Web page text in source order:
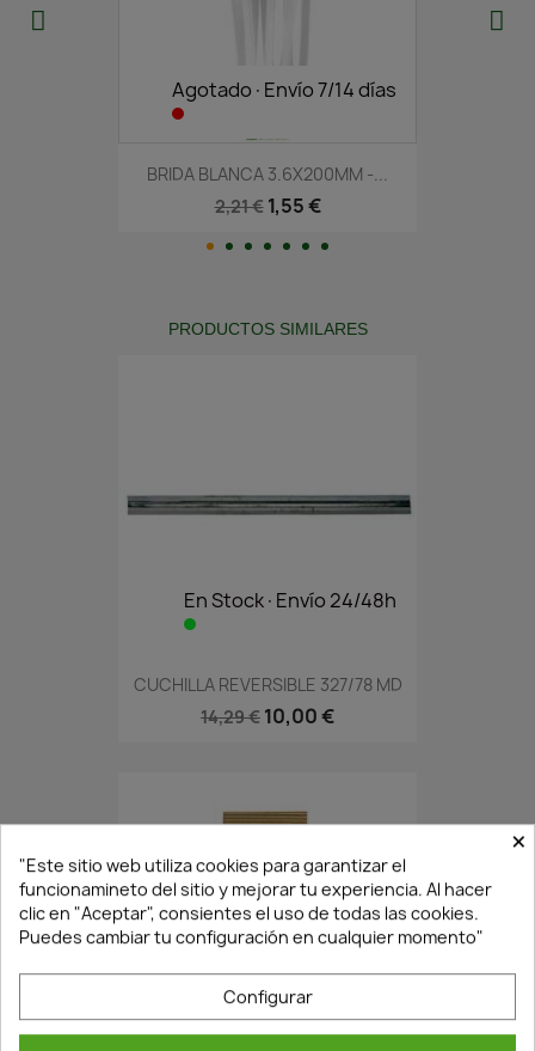
Agotado·Envío 7/14 días
BRIDA BLANCA 3.6X200MM -...
2,21 € 1,55 €
PRODUCTOS SIMILARES
En Stock·Envío 24/48h
CUCHILLA REVERSIBLE 327/78 MD
14,29 € 10,00 €
En Stock·Envío 24/48h
×
"Este sitio web utiliza cookies para garantizar el
funcionamineto del sitio y mejorar tu experiencia. Al hacer
clic en "Aceptar", consientes el uso de todas las cookies.
Puedes cambiar tu configuración en cualquier momento"
Configurar